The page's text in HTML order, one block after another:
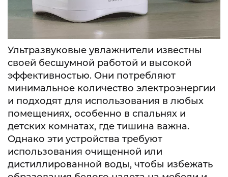
Ультразвуковые увлажнители известны
своей бесшумной работой и высокой
эффективностью. Они потребляют
минимальное количество электроэнергии
и подходят для использования в любых
помещениях, особенно в спальнях и
детских комнатах, где тишина важна.
Однако эти устройства требуют
использования очищенной или
дистиллированной воды, чтобы избежать